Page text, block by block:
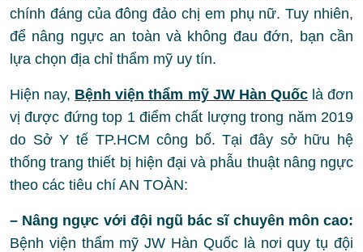
chính đáng của đông đảo chị em phụ nữ. Tuy nhiên,
để nâng ngực an toàn và không đau đớn, bạn cần
lựa chọn địa chỉ thẩm mỹ uy tín.
Hiện nay, Bệnh viện thẩm mỹ JW Hàn Quốclà đơn
vị được đứng top 1 điểm chất lượng trong năm 2019
do Sở Y tế TP.HCM công bố. Tại đây sở hữu hệ
thống trang thiết bị hiện đại và phẫu thuật nâng ngực
theo các tiêu chí AN TOÀN:
– Nâng ngực với đội ngũ bác sĩ chuyên môn cao:
Bệnh viện thẩm mỹ JW Hàn Quốc là nơi quy tụ đội